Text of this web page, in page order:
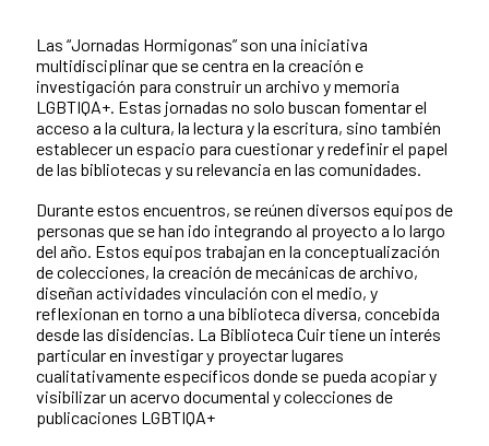
Las “Jornadas Hormigonas” son una iniciativa
multidisciplinar que se centra en la creación e
investigación para construir un archivo y memoria
LGBTIQA+. Estas jornadas no solo buscan fomentar el
acceso a la cultura, la lectura y la escritura, sino también
establecer un espacio para cuestionar y redefinir el papel
de las bibliotecas y su relevancia en las comunidades.
Durante estos encuentros, se reúnen diversos equipos de
personas que se han ido integrando al proyecto a lo largo
del año. Estos equipos trabajan en la conceptualización
de colecciones, la creación de mecánicas de archivo,
diseñan actividades vinculación con el medio, y
reflexionan en torno a una biblioteca diversa, concebida
desde las disidencias. La Biblioteca Cuir tiene un interés
particular en investigar y proyectar lugares
cualitativamente específicos donde se pueda acopiar y
visibilizar un acervo documental y colecciones de
publicaciones LGBTIQA+